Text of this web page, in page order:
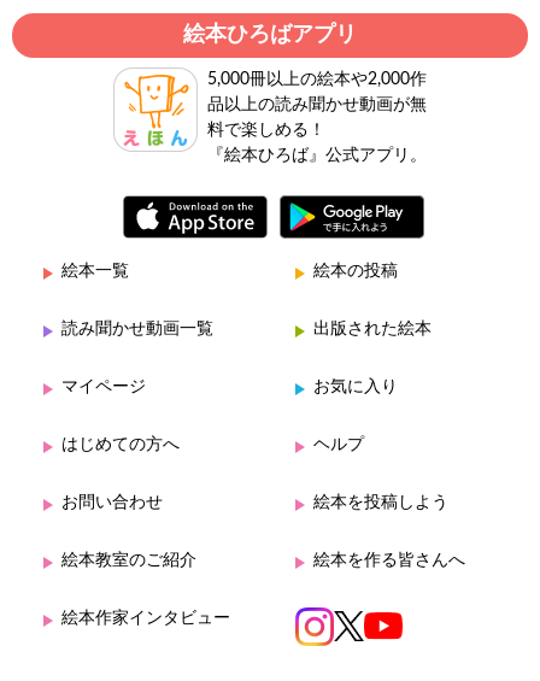
絵本ひろばアプリ
5,000冊以上の絵本や2,000作
品以上の読み聞かせ動画が無
料で楽しめる！
『絵本ひろば』公式アプリ。
絵本一覧 絵本の投稿
読み聞かせ動画一覧 出版された絵本
マイページ お気に入り
はじめての方へ ヘルプ
お問い合わせ 絵本を投稿しよう
絵本教室のご紹介 絵本を作る皆さんへ
絵本作家インタビュー